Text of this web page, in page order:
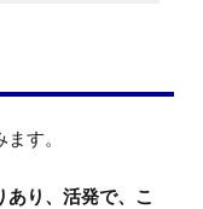
す。
あり、活発で、こ